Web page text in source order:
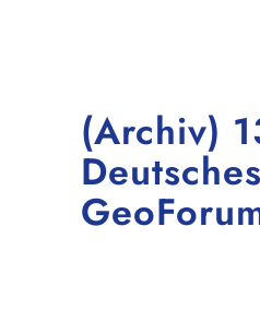
(Archiv)
Deutsches